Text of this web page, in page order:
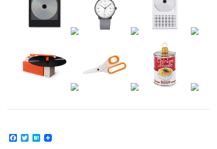
Facebook
TwitterHatena